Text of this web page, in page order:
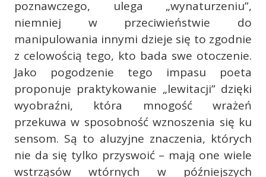
poznawczego, ulega „wynaturzeniu”,
niemniej w przeciwieństwie do
manipulowania innymi dzieje się to zgodnie
z celowością tego, kto bada swe otoczenie.
Jako pogodzenie tego impasu poeta
proponuje praktykowanie „lewitacji” dzięki
wyobraźni, która mnogość wrażeń
przekuwa w sposobność wznoszenia się ku
sensom. Są to aluzyjne znaczenia, których
nie da się tylko przyswoić – mają one wiele
wstrząsów wtórnych w późniejszych